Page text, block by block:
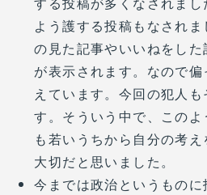
よう護する投稿もなされ
の見た記事やいいねをし
が表示されます。なので
えています。今回の犯人
す。そういう中で、この
も若いうちから自分の考
大切だと思いました。
今までは政治というものに